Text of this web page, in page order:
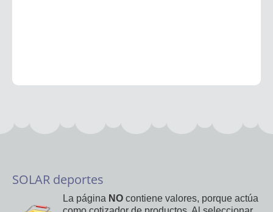
SOLAR deportes
La página NO contiene valores, porque actúa